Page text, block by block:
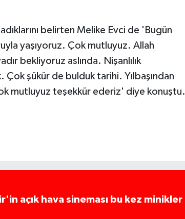
belirten Melike Evci de 'Bugün
yaşıyoruz. Çok mutluyuz. Allah
bekliyoruz aslında. Nişanlılık
şükür de bulduk tarihi. Yılbaşından
mutluyuz teşekkür ederiz' diye konuştu.
açık hava sineması bu kez minikler